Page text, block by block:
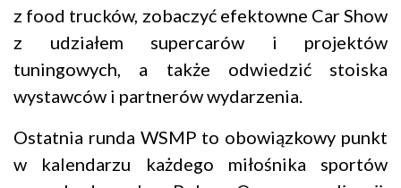
z food trucków, zobaczyć efektowne Car Show
z udziałem supercarów i projektów
tuningowych, a także odwiedzić stoiska
wystawców i partnerów wydarzenia.
Ostatnia runda WSMP to obowiązkowy punkt
w kalendarzu każdego miłośnika sportów